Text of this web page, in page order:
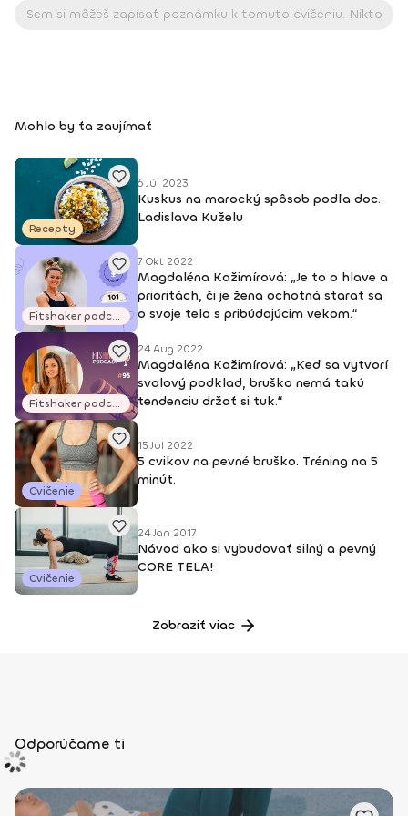
Kontakt: +421 907 185 940 Facebook: Magdalena Kazimirova
Mohlo by ťa zaujímať
Recepty
6 Júl 2023
Kuskus na marocký spôsob podľa doc.
Ladislava Kuželu
Fitshaker podcasty
7 Okt 2022
Magdaléna Kažimírová: „Je to o hlave a
prioritách, či je žena ochotná starať sa
o svoje telo s pribúdajúcim vekom.“
Fitshaker podcasty
24 Aug 2022
Magdaléna Kažimírová: „Keď sa vytvorí
svalový podklad, bruško nemá takú
tendenciu držať si tuk.“
Cvičenie
15 Júl 2022
5 cvikov na pevné bruško. Tréning na 5
minút.
Cvičenie
24 Jan 2017
Návod ako si vybudovať silný a pevný
CORE TELA!
Zobraziť viac
Odporúčame ti